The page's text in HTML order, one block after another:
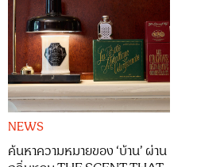
NEWS
ค้นหาความหมายของ ‘บ้าน’ ผ่าน